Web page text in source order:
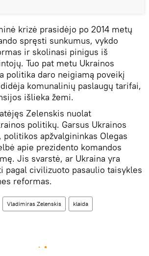
krizė prasidėjo po 2014 metų
spręsti sunkumus, vykdo
ir skolinasi pinigus iš
Tuo pat metu Ukrainos
politika daro neigiamą poveikį
komunalinių paslaugų tarifai,
išlieka žemi.
Zelenskis nuolat
politikų. Garsus Ukrainos
apžvalgininkas Olegas
apie prezidento komandos
Jis svarstė, ar Ukraina yra
pagal civilizuoto pasaulio taisykles
reformas.
Vladimiras Zelenskis klaida